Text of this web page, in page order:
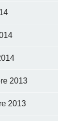
2013
2013